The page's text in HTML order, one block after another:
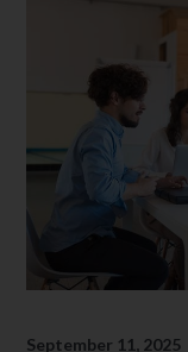
September 11, 2025